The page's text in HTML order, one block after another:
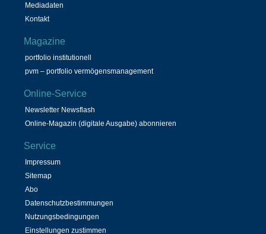
Mediadaten
Kontakt
Magazine
portfolio institutionell
pvm – portfolio vermögensmanagement
Online-Service
Newsletter Newsflash
Online-Magazin (digitale Ausgabe) abonnieren
Service
Impressum
Sitemap
Abo
Datenschutzbestimmungen
Nutzungsbedingungen
Einstellungen zustimmen